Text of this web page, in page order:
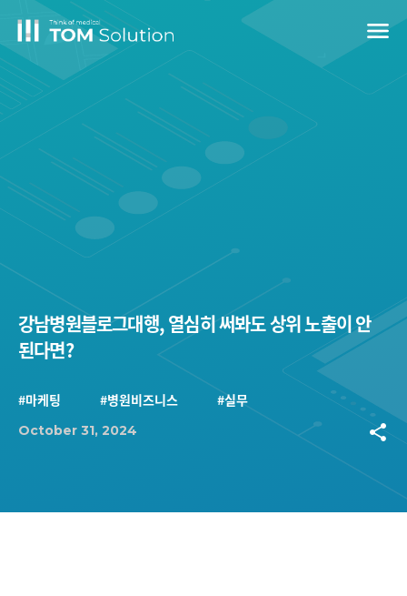
menu
강남병원블로그대행, 열심히 써봐도 상위 노출이 안
된다면?
#마케팅 #병원비즈니스 #실무
October 31, 2024 share